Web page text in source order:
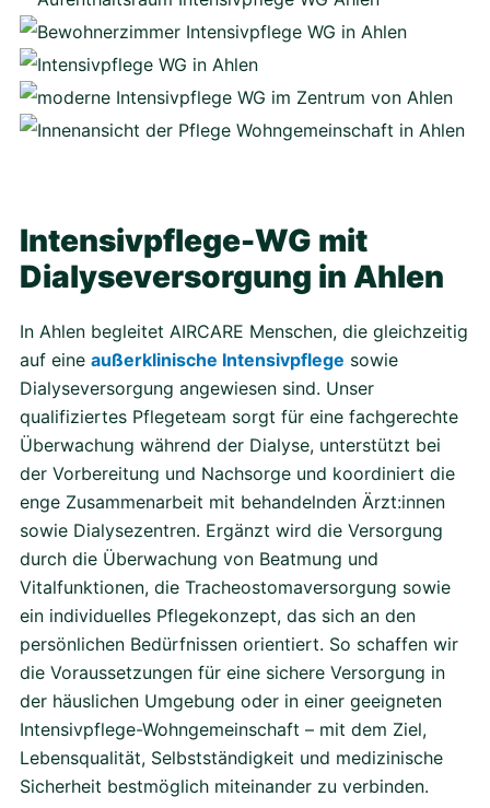
Intensivpflege-WG mit
Dialyseversorgung in Ahlen
In Ahlen begleitet AIRCARE Menschen, die gleichzeitig
auf eine außerklinische Intensivpflege sowie
Dialyseversorgung angewiesen sind. Unser
qualifiziertes Pflegeteam sorgt für eine fachgerechte
Überwachung während der Dialyse, unterstützt bei
der Vorbereitung und Nachsorge und koordiniert die
enge Zusammenarbeit mit behandelnden Ärzt:innen
sowie Dialysezentren. Ergänzt wird die Versorgung
durch die Überwachung von Beatmung und
Vitalfunktionen, die Tracheostomaversorgung sowie
ein individuelles Pflegekonzept, das sich an den
persönlichen Bedürfnissen orientiert. So schaffen wir
die Voraussetzungen für eine sichere Versorgung in
der häuslichen Umgebung oder in einer geeigneten
Intensivpflege-Wohngemeinschaft – mit dem Ziel,
Lebensqualität, Selbstständigkeit und medizinische
Sicherheit bestmöglich miteinander zu verbinden.